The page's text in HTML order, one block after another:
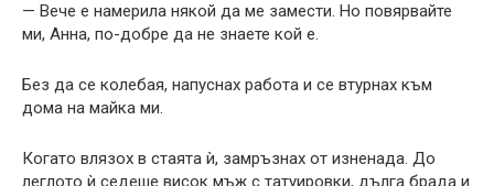
— Вече е намерила някой да ме замести. Но повярвайте
ми, Анна, по-добре да не знаете кой е.
Без да се колебая, напуснах работа и се втурнах към
дома на майка ми.
Когато влязох в стаята ѝ, замръзнах от изненада. До
леглото ѝ седеше висок мъж с татуировки, дълга брада и